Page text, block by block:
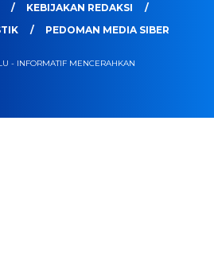
KEBIJAKAN REDAKSI
PEDOMAN MEDIA SIBER
- INFORMATIF MENCERAHKAN